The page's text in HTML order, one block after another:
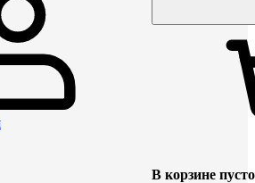
В корзине пусто